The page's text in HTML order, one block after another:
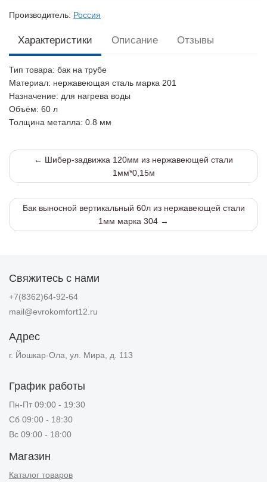
Производитель: Россия
Характеристики Описание Отзывы
Тип товара: бак на трубе
Материал: нержавеющая сталь марка 201
Назначение: для нагрева воды
Объём: 60 л
Толщина металла: 0.8 мм
← Шибер-задвижка 120мм из нержавеющей стали
1мм*0,15м
Бак выносной вертикальный 60л из нержавеющей стали
1мм марка 304 →
Свяжитесь с нами
+7(8362)64-92-64
mail@evrokomfort12.ru
Адрес
г. Йошкар-Ола, ул. Мира, д. 113
График работы
Пн-Пт 09:00 - 19:30
Сб 09:00 - 18:30
Вс 09:00 - 18:00
Магазин
Каталог товаров